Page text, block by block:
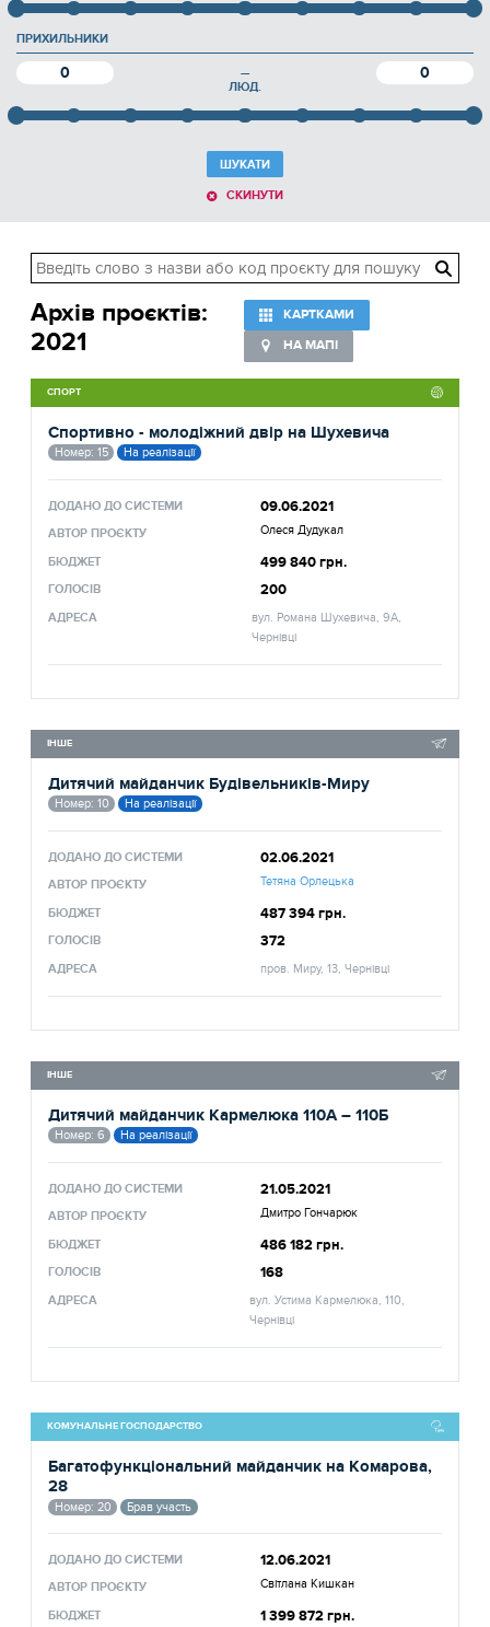
ПРИХИЛЬНИКИ
0 — 0
ЛЮД.
ШУКАТИ
СКИНУТИ
Архів проєктів:
2021
КАРТКАМИ
НА МАПІ
СПОРТ
Спортивно - молодіжний двір на Шухевича
Номер: 15 На реалізації
ДОДАНО ДО СИСТЕМИ 09.06.2021
АВТОР ПРОЄКТУ Олеся Дудукал
БЮДЖЕТ 499 840 грн.
ГОЛОСІВ 200
АДРЕСА
вул. Романа Шухевича, 9А,
Чернівці
ІНШЕ
Дитячий майданчик Будівельників-Миру
Номер: 10 На реалізації
ДОДАНО ДО СИСТЕМИ 02.06.2021
АВТОР ПРОЄКТУ Тетяна Орлецька
БЮДЖЕТ 487 394 грн.
ГОЛОСІВ 372
АДРЕСА пров. Миру, 13, Чернівці
ІНШЕ
Дитячий майданчик Кармелюка 110А – 110Б
Номер: 6 На реалізації
ДОДАНО ДО СИСТЕМИ 21.05.2021
АВТОР ПРОЄКТУ Дмитро Гончарюк
БЮДЖЕТ 486 182 грн.
ГОЛОСІВ 168
АДРЕСА
вул. Устима Кармелюка, 110,
Чернівці
КОМУНАЛЬНЕ ГОСПОДАРСТВО
Багатофункціональний майданчик на Комарова,
28
Номер: 20 Брав участь
ДОДАНО ДО СИСТЕМИ 12.06.2021
АВТОР ПРОЄКТУ Світлана Кишкан
БЮДЖЕТ 1 399 872 грн.